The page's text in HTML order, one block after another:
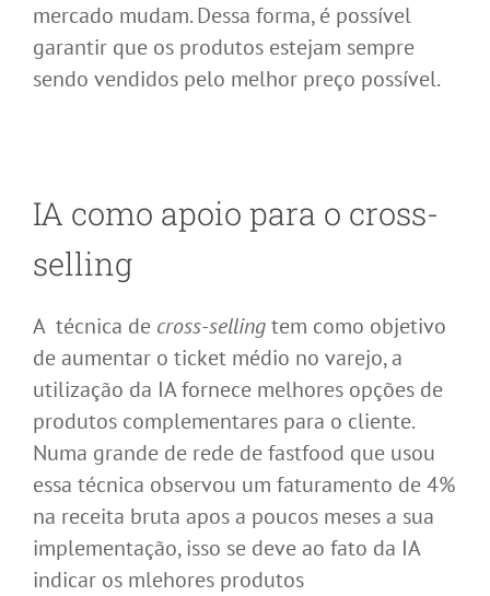
mercado mudam. Dessa forma, é possível
garantir que os produtos estejam sempre
sendo vendidos pelo melhor preço possível.
IA como apoio para o cross-
selling
A técnica de cross-sellingtem como objetivo
de aumentar o ticket médio no varejo, a
utilização da IA fornece melhores opções de
produtos complementares para o cliente.
Numa grande de rede de fastfood que usou
essa técnica observou um faturamento de 4%
na receita bruta apos a poucos meses a sua
implementação, isso se deve ao fato da IA
indicar os mlehores produtos